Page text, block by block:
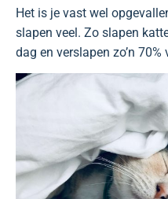
Het is je vast wel
slapen veel. Zo slapen
dag en verslapen zo’n